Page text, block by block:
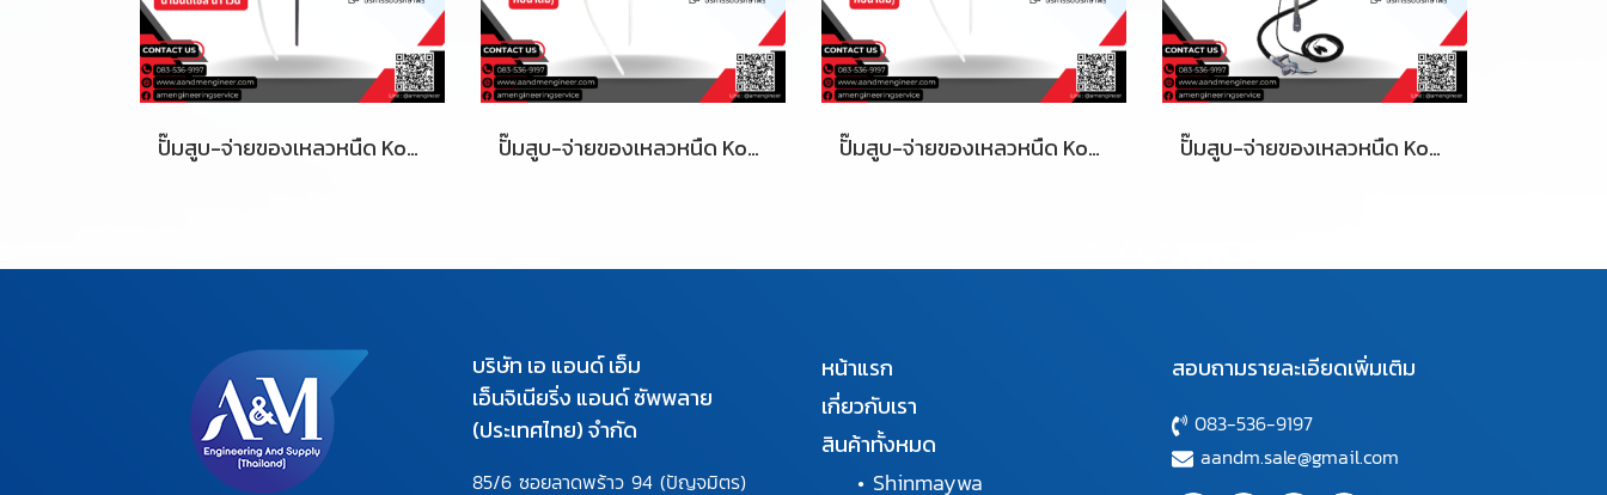
ปั๊มสูบ-จ่ายของเหลวหนืด Koshin | รุ่น PP-25 ปั๊มสูบ-จ่ายของเหลวหนืด Koshin | รุ่น PH-10 ปั๊มสูบ-จ่ายของเหลวหนืด Koshin | รุ่น PH-20 ปั๊มสูบ-จ่ายของเหลวหนืด Koshin | รุ่น FD-12 และ FD-24
บริษัท เอ แอนด์ เอ็ม
เอ็นจิเนียริ่ง แอนด์ ซัพพลาย
(ประเทศไทย) จำกัด
85/6 ซอยลาดพร้าว 94 (ปัญจมิตร)
หน้าแรก
เกี่ยวกับเรา
สินค้าทั้งหมด
• Shinmaywa
สอบถามรายละเอียดเพิ่มเติม
083-536-9197
aandm.sale@gmail.com